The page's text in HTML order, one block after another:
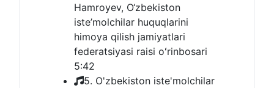
Hamroyev, O‘zbekiston
iste’molchilar huquqlarini
himoya qilish jamiyatlari
federatsiyasi raisi oʻrinbosari
5:42
5. O'zbekiston iste'molchilar